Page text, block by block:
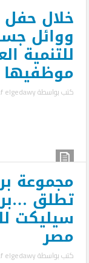
خلال
ووائل
للتنمية
موظفيها
كتب بواسطةelgedawy
مجموعة
تطلق
سيليكت
مصر
كتب بواسطةelgedawy